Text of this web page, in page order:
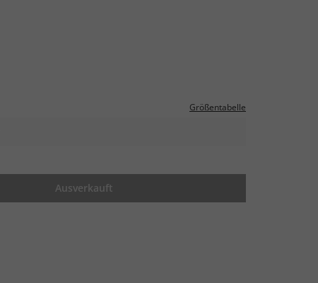
Größentabelle
Ausverkauft